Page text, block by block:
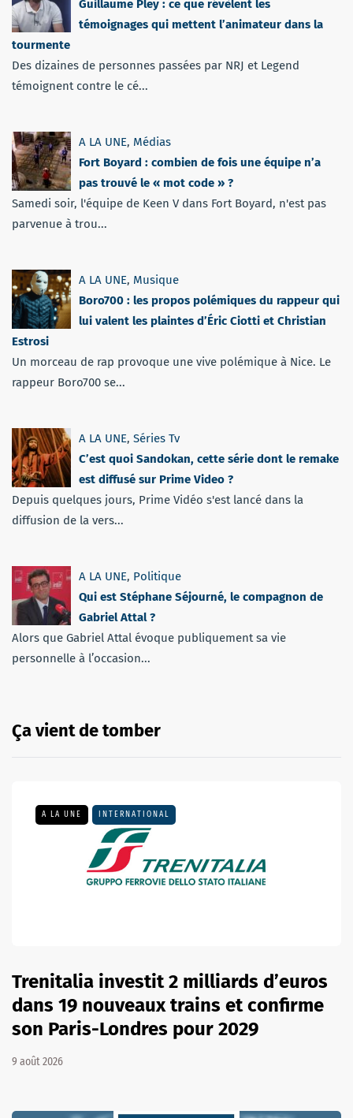
Guillaume Pley : ce que révèlent les
témoignages qui mettent l’animateur dans la
tourmente
Des dizaines de personnes passées par NRJ et Legend
témoignent contre le cé...
A LA UNE, Médias
Fort Boyard : combien de fois une équipe n’a
pas trouvé le « mot code » ?
Samedi soir, l'équipe de Keen V dans Fort Boyard, n'est pas
parvenue à trou...
A LA UNE, Musique
Boro700 : les propos polémiques du rappeur qui
lui valent les plaintes d’Éric Ciotti et Christian
Estrosi
Un morceau de rap provoque une vive polémique à Nice. Le
rappeur Boro700 se...
A LA UNE, Séries Tv
C’est quoi Sandokan, cette série dont le remake
est diffusé sur Prime Video ?
Depuis quelques jours, Prime Vidéo s'est lancé dans la
diffusion de la vers...
A LA UNE, Politique
Qui est Stéphane Séjourné, le compagnon de
Gabriel Attal ?
Alors que Gabriel Attal évoque publiquement sa vie
personnelle à l’occasion...
Ça vient de tomber
A LA UNE INTERNATIONAL
Trenitalia investit 2 milliards d’euros
dans 19 nouveaux trains et confirme
son Paris-Londres pour 2029
9 août 2026